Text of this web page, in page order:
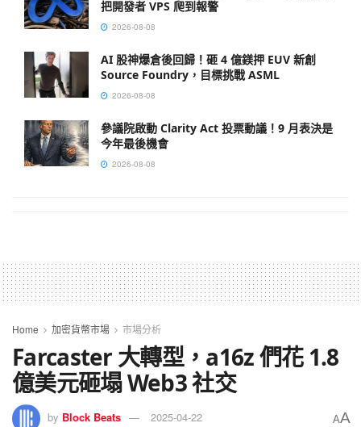
把開發者 VPS 爬到報警
2026-08-08
AI 股神爆倉後回歸！砸 4 億鎂押 EUV 新創
Source Foundry，目標挑戰 ASML
2026-08-08
參議院啟動 Clarity Act 投票動議！9 月表決是
今年最後機會
2026-08-08
Home 加密貨幣市場 市場分析
Farcaster 大轉型，a16z 們花 1.8
億美元砸塌 Web3 社交
by Block Beats 2025-04-22 AA